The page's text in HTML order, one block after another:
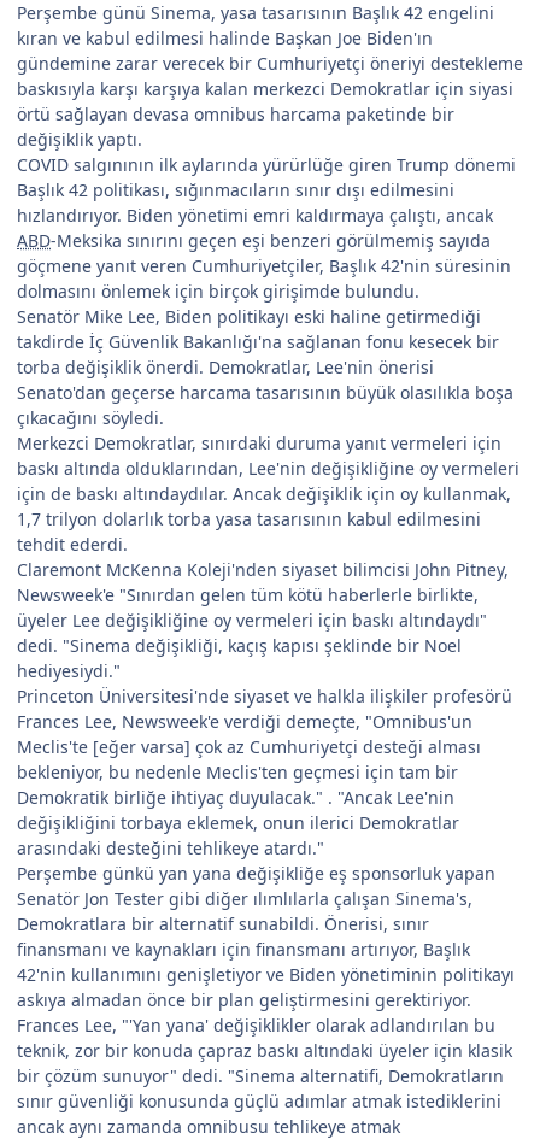
Perşembe günü Sinema, yasa tasarısının Başlık 42 engelini
kıran ve kabul edilmesi halinde Başkan Joe Biden'ın
gündemine zarar verecek bir Cumhuriyetçi öneriyi destekleme
baskısıyla karşı karşıya kalan merkezci Demokratlar için siyasi
örtü sağlayan devasa omnibus harcama paketinde bir
değişiklik yaptı.
COVID salgınının ilk aylarında yürürlüğe giren Trump dönemi
Başlık 42 politikası, sığınmacıların sınır dışı edilmesini
hızlandırıyor. Biden yönetimi emri kaldırmaya çalıştı, ancak
ABD-Meksika sınırını geçen eşi benzeri görülmemiş sayıda
göçmene yanıt veren Cumhuriyetçiler, Başlık 42'nin süresinin
dolmasını önlemek için birçok girişimde bulundu.
Senatör Mike Lee, Biden politikayı eski haline getirmediği
takdirde İç Güvenlik Bakanlığı'na sağlanan fonu kesecek bir
torba değişiklik önerdi. Demokratlar, Lee'nin önerisi
Senato'dan geçerse harcama tasarısının büyük olasılıkla boşa
çıkacağını söyledi.
Merkezci Demokratlar, sınırdaki duruma yanıt vermeleri için
baskı altında olduklarından, Lee'nin değişikliğine oy vermeleri
için de baskı altındaydılar. Ancak değişiklik için oy kullanmak,
1,7 trilyon dolarlık torba yasa tasarısının kabul edilmesini
tehdit ederdi.
Claremont McKenna Koleji'nden siyaset bilimcisi John Pitney,
Newsweek'e "Sınırdan gelen tüm kötü haberlerle birlikte,
üyeler Lee değişikliğine oy vermeleri için baskı altındaydı"
dedi. "Sinema değişikliği, kaçış kapısı şeklinde bir Noel
hediyesiydi."
Princeton Üniversitesi'nde siyaset ve halkla ilişkiler profesörü
Frances Lee, Newsweek'e verdiği demeçte, "Omnibus'un
Meclis'te [eğer varsa] çok az Cumhuriyetçi desteği alması
bekleniyor, bu nedenle Meclis'ten geçmesi için tam bir
Demokratik birliğe ihtiyaç duyulacak." . "Ancak Lee'nin
değişikliğini torbaya eklemek, onun ilerici Demokratlar
arasındaki desteğini tehlikeye atardı."
Perşembe günkü yan yana değişikliğe eş sponsorluk yapan
Senatör Jon Tester gibi diğer ılımlılarla çalışan Sinema's,
Demokratlara bir alternatif sunabildi. Önerisi, sınır
finansmanı ve kaynakları için finansmanı artırıyor, Başlık
42'nin kullanımını genişletiyor ve Biden yönetiminin politikayı
askıya almadan önce bir plan geliştirmesini gerektiriyor.
Frances Lee, "'Yan yana' değişiklikler olarak adlandırılan bu
teknik, zor bir konuda çapraz baskı altındaki üyeler için klasik
bir çözüm sunuyor" dedi. "Sinema alternatifi, Demokratların
sınır güvenliği konusunda güçlü adımlar atmak istediklerini
ancak aynı zamanda omnibusu tehlikeye atmak